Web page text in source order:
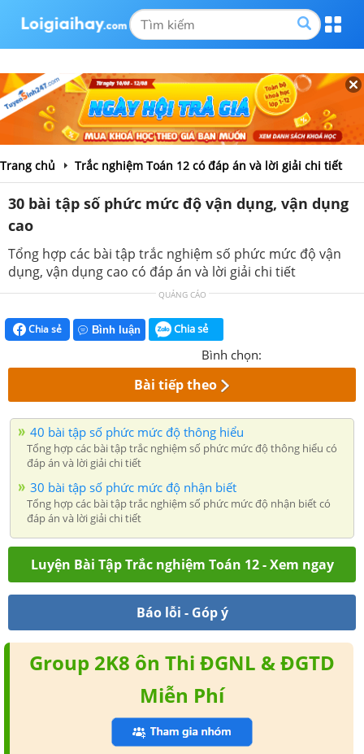
Trang chủ Trắc nghiệm Toán 12 có đáp án và lời giải chi tiết
30 bài tập số phức mức độ vận dụng, vận dụng
cao
Tổng hợp các bài tập trắc nghiệm số phức mức độ vận
dụng, vận dụng cao có đáp án và lời giải chi tiết
QUẢNG CÁO
Chia sẻ Bình luận Chia sẻ
Bình chọn:
Bài tiếp theo
40 bài tập số phức mức độ thông hiểu
Tổng hợp các bài tập trắc nghiệm số phức mức độ thông hiểu có
đáp án và lời giải chi tiết
30 bài tập số phức mức độ nhận biết
Tổng hợp các bài tập trắc nghiệm số phức mức độ nhận biết có
đáp án và lời giải chi tiết
Luyện Bài Tập Trắc nghiệm Toán 12 - Xem ngay
Báo lỗi - Góp ý
Group 2K8 ôn Thi ĐGNL & ĐGTD
Miễn Phí